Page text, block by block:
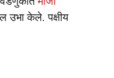
उभा केले. पक्षीय